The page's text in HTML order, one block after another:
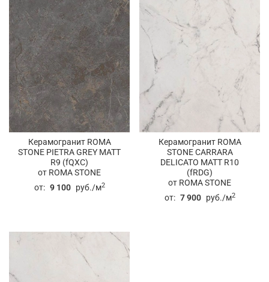
Керамогранит ROMA
STONE PIETRA GREY MATT
R9 (fQXC)
от ROMA STONE
от: 9 100 руб./м2
Керамогранит ROMA
STONE CARRARA
DELICATO MATT R10
(fRDG)
от ROMA STONE
от: 7 900 руб./м2